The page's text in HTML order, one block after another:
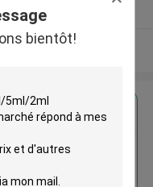
bientôt!
claires
2ml /15ml/20ml